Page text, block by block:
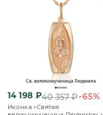
14 198 ₽40 357₽-65%
Иконка «Святая